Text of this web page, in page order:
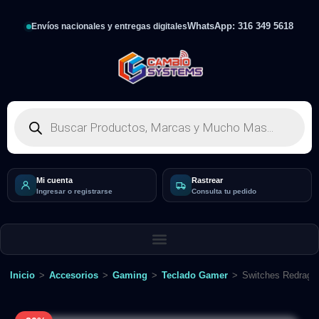
Envíos nacionales y entregas digitalesWhatsApp: 316 349 5618
Mi cuenta
Ingresar o registrarse
Rastrear
Consulta tu pedido
Inicio > Accesorios > Gaming > Teclado Gamer > Switches